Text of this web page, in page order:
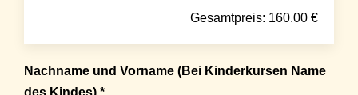
Gesamtpreis: 160.00 €
Nachname und Vorname (Bei Kinderkursen Name